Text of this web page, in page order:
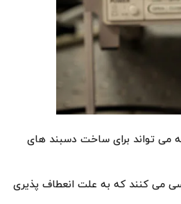
می تواند برای ساخت دسبند های
می کنند که به علت انعطاف پذیری